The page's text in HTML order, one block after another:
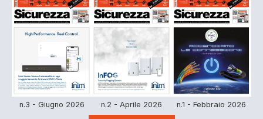
n.3 - Giugno 2026 n.2 - Aprile 2026 n.1 - Febbraio 2026